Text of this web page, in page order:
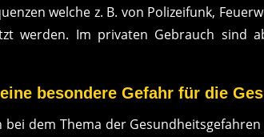
welche z. B. von Polizeifunk,
werden. Im privaten Gebrauch
besondere Gefahr für die
dem Thema der